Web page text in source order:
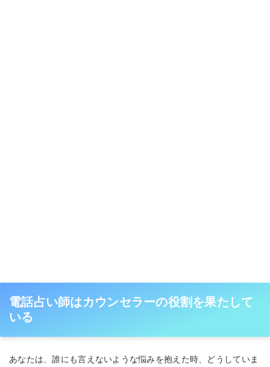
電話占い師はカウンセラーの役割を果たして
いる
あなたは、誰にも言えないような悩みを抱えた時、どうしていま